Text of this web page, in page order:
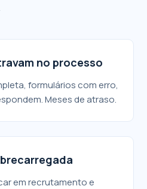
no processo
formulários com erro,
Meses de atraso.
em recrutamento e